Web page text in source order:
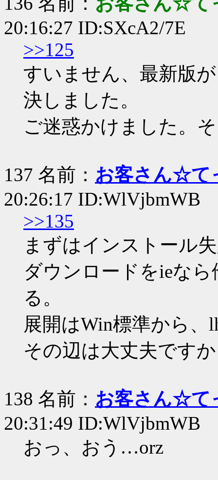
20:16:27 ID:SXcA2/7E
>>125
すいません、最新版
決しました。
ご迷惑かけました。
137 名前： お客さん☆て
20:26:17 ID:WlVjbmWB
>>135
まずはインストール
ダウンロードをieな
る。
展開はWin標準から、
その辺は大丈夫です
138 名前： お客さん☆て
20:31:49 ID:WlVjbmWB
おっ、おう…orz